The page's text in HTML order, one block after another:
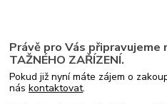
Právě pro Vás připravujeme
TAŽNÉHO ZAŘÍZENÍ.
Pokud již nyní máte zájem o
náskontaktovat.